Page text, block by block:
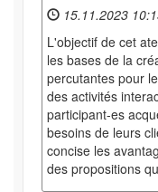
15.11.2023
L'objectif de cet
les bases de la
percutantes pour
des activités
participant-es
besoins de leurs
concise les
des propositions